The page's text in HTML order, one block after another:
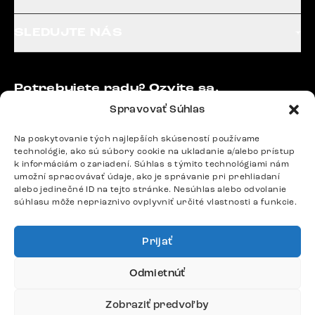
Spravovať Súhlas
Na poskytovanie tých najlepších skúseností používame
technológie, ako sú súbory cookie na ukladanie a/alebo prístup
k informáciám o zariadení. Súhlas s týmito technológiami nám
umožní spracovávať údaje, ako je správanie pri prehliadaní
alebo jedinečné ID na tejto stránke. Nesúhlas alebo odvolanie
súhlasu môže nepriaznivo ovplyvniť určité vlastnosti a funkcie.
Prijať
Odmietnúť
Zobraziť predvoľby
Potrebujete radu? Ozvite sa.
podpora@delife-shop.sk
Odpovedáme do 24 hodín.
Google recenzie
4,8